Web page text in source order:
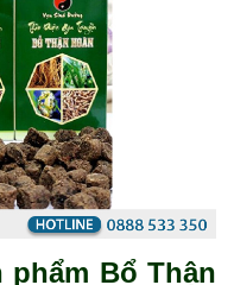
phẩm Bổ Thận